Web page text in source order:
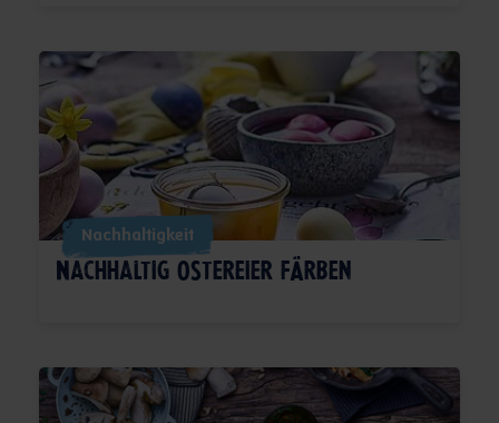
Nachhaltigkeit
Nachhaltig Ostereier färben